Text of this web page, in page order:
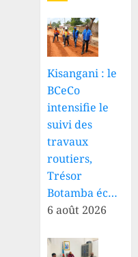
Kisangani : le
BCeCo
intensifie le
suivi des
travaux
routiers,
Trésor
Botamba éc…
6 août 2026